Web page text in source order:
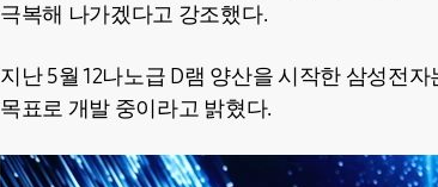
극복해 나가겠다고 강조했다.
지난 5월 12나노급 D램 양산을 시작한 삼성전
목표로 개발 중이라고 밝혔다.